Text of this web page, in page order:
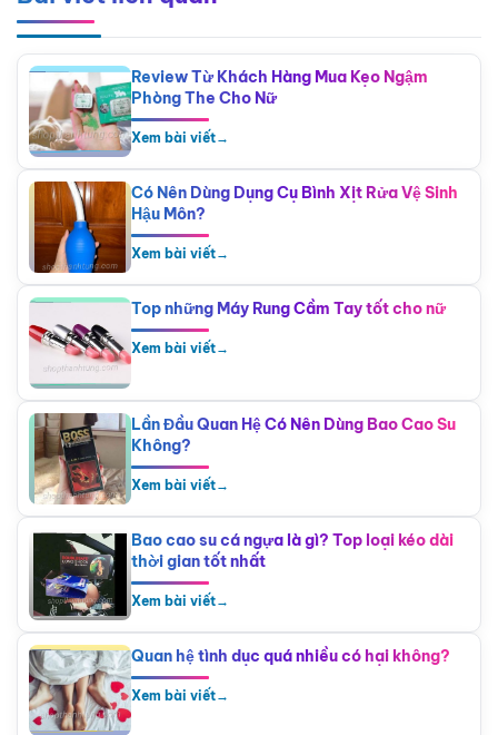
Review Từ Khách Hàng Mua Kẹo Ngậm
Phòng The Cho Nữ
Xem bài viết→
Có Nên Dùng Dụng Cụ Bình Xịt Rửa Vệ Sinh
Hậu Môn?
Xem bài viết→
Top những Máy Rung Cầm Tay tốt cho nữ
Xem bài viết→
Lần Đầu Quan Hệ Có Nên Dùng Bao Cao Su
Không?
Xem bài viết→
Bao cao su cá ngựa là gì? Top loại kéo dài
thời gian tốt nhất
Xem bài viết→
Quan hệ tình dục quá nhiều có hại không?
Xem bài viết→